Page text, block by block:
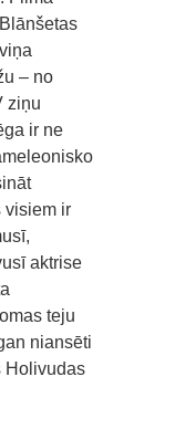
– no
ziņu
ir ne
visiem ir
aktrise
teju
niansēti
Holivudas